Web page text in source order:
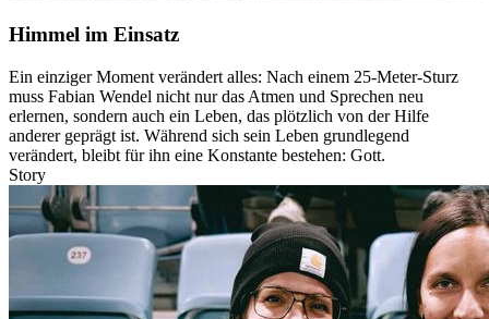
Himmel im Einsatz
Ein einziger Moment verändert alles: Nach einem 25-Meter-Sturz
muss Fabian Wendel nicht nur das Atmen und Sprechen neu
erlernen, sondern auch ein Leben, das plötzlich von der Hilfe
anderer geprägt ist. Während sich sein Leben grundlegend
verändert, bleibt für ihn eine Konstante bestehen: Gott.
Story